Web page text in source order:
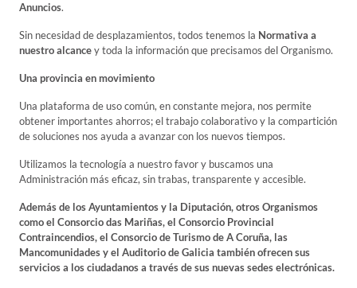
Anuncios.
Sin necesidad de desplazamientos, todos tenemos la Normativa a
nuestro alcancey toda la información que precisamos del Organismo.
Una provincia en movimiento
Una plataforma de uso común, en constante mejora, nos permite
obtener importantes ahorros; el trabajo colaborativo y la compartición
de soluciones nos ayuda a avanzar con los nuevos tiempos.
Utilizamos la tecnología a nuestro favor y buscamos una
Administración más eficaz, sin trabas, transparente y accesible.
Además de los Ayuntamientos y la Diputación, otros Organismos
como el Consorcio das Mariñas, el Consorcio Provincial
Contraincendios, el Consorcio de Turismo de A Coruña, las
Mancomunidades y el Auditorio de Galicia también ofrecen sus
servicios a los ciudadanos a través de sus nuevas sedes electrónicas.